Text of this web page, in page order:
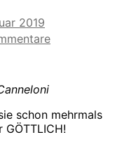
2019
zu
veganer
Essensplan
schon mehrmals